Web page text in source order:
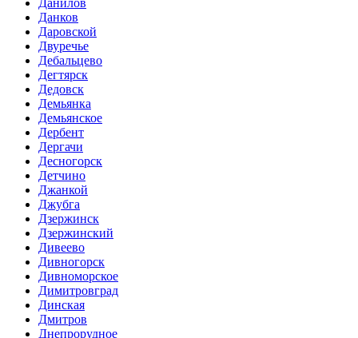
Данилов
Данков
Даровской
Двуречье
Дебальцево
Дегтярск
Дедовск
Демьянка
Демьянское
Дербент
Дергачи
Десногорск
Детчино
Джанкой
Джубга
Дзержинск
Дзержинский
Дивеево
Дивногорск
Дивноморское
Димитровград
Динская
Дмитров
Днепрорудное